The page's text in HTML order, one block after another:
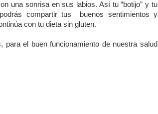
una sonrisa en sus labios. Así tu “botijo” y tu
compartir tus buenos sentimientos y
con tu dieta sin gluten.
el buen funcionamiento de nuestra salud